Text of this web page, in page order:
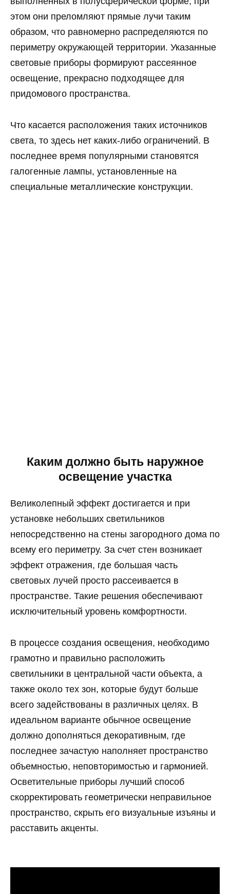
этом они преломляют прямые лучи таким
образом, что равномерно распределяются по
периметру окружающей территории. Указанные
световые приборы формируют рассеянное
освещение, прекрасно подходящее для
придомового пространства.
Что касается расположения таких источников
света, то здесь нет каких-либо ограничений. В
последнее время популярными становятся
галогенные лампы, установленные на
специальные металлические конструкции.
Каким должно быть наружное
освещение участка
Великолепный эффект достигается и при
установке небольших светильников
непосредственно на стены загородного дома по
всему его периметру. За счет стен возникает
эффект отражения, где большая часть
световых лучей просто рассеивается в
пространстве. Такие решения обеспечивают
исключительный уровень комфортности.
В процессе создания освещения, необходимо
грамотно и правильно расположить
светильники в центральной части объекта, а
также около тех зон, которые будут больше
всего задействованы в различных целях. В
идеальном варианте обычное освещение
должно дополняться декоративным, где
последнее зачастую наполняет пространство
объемностью, неповторимостью и гармонией.
Осветительные приборы лучший способ
скорректировать геометрически неправильное
пространство, скрыть его визуальные изъяны и
расставить акценты.